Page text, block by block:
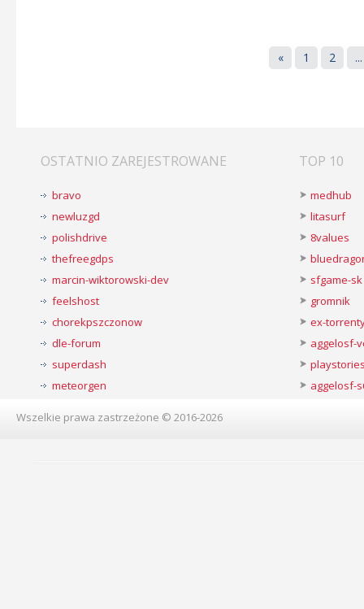
« 1 2 ...
OSTATNIO ZAREJESTROWANE
bravo
newluzgd
polishdrive
thefreegdps
marcin-wiktorowski-dev
feelshost
chorekpszczonow
dle-forum
superdash
meteorgen
TOP 10
medhub
litasurf
8values
sfgame-sk
gromnik
ex-
aggelosf-
aggelosf-
Wszelkie prawa zastrzeżone © 2016-2026